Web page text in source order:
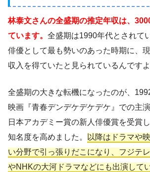
林泰文さんの全盛期の推定年収は、
ています。 全盛期は1990年代とされて
俳優として最も勢いのあった時期に、
収入を得ていたと見られているんですよ
全盛期の大きな転機になったのが、
映画『青春デンデケデケデケ』での主
日本アカデミー賞の新人俳優賞を受賞
知名度を高めました。
以降はドラマや
い分野で引っ張りだこになり、フジテ
やNHKの大河ドラマなどにも出演して